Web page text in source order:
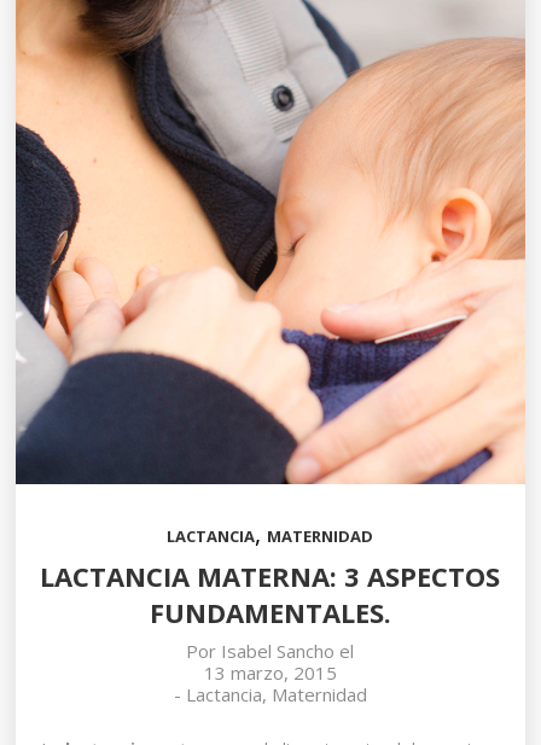
LACTANCIA, MATERNIDAD
LACTANCIA MATERNA: 3 ASPECTOS
FUNDAMENTALES.
Por Isabel Sancho el
13 marzo, 2015
- Lactancia, Maternidad